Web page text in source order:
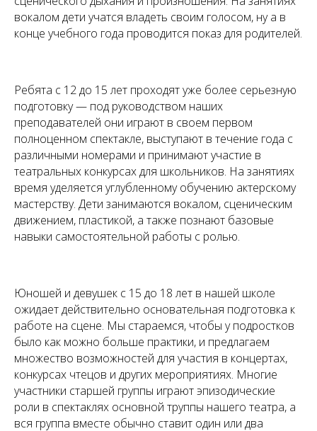
вокалом дети учатся владеть своим голосом, ну а в
конце учебного года проводится показ для родителей.
Ребята с 12 до 15 лет проходят уже более серьезную
подготовку — под руководством наших
преподавателей они играют в своем первом
полноценном спектакле, выступают в течение года с
различными номерами и принимают участие в
театральных конкурсах для школьников. На занятиях
время уделяется углубленному обучению актерскому
мастерству. Дети занимаются вокалом, сценическим
движением, пластикой, а также познают базовые
навыки самостоятельной работы с ролью.
Юношей и девушек с 15 до 18 лет в нашей школе
ожидает действительно основательная подготовка к
работе на сцене. Мы стараемся, чтобы у подростков
было как можно больше практики, и предлагаем
множество возможностей для участия в концертах,
конкурсах чтецов и других мероприятиях. Многие
участники старшей группы играют эпизодические
роли в спектаклях основной труппы нашего театра, а
вся группа вместе обычно ставит один или два